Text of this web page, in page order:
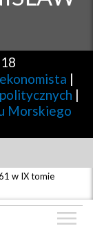
ekonomista |
|
Morskiego
w IX tomie